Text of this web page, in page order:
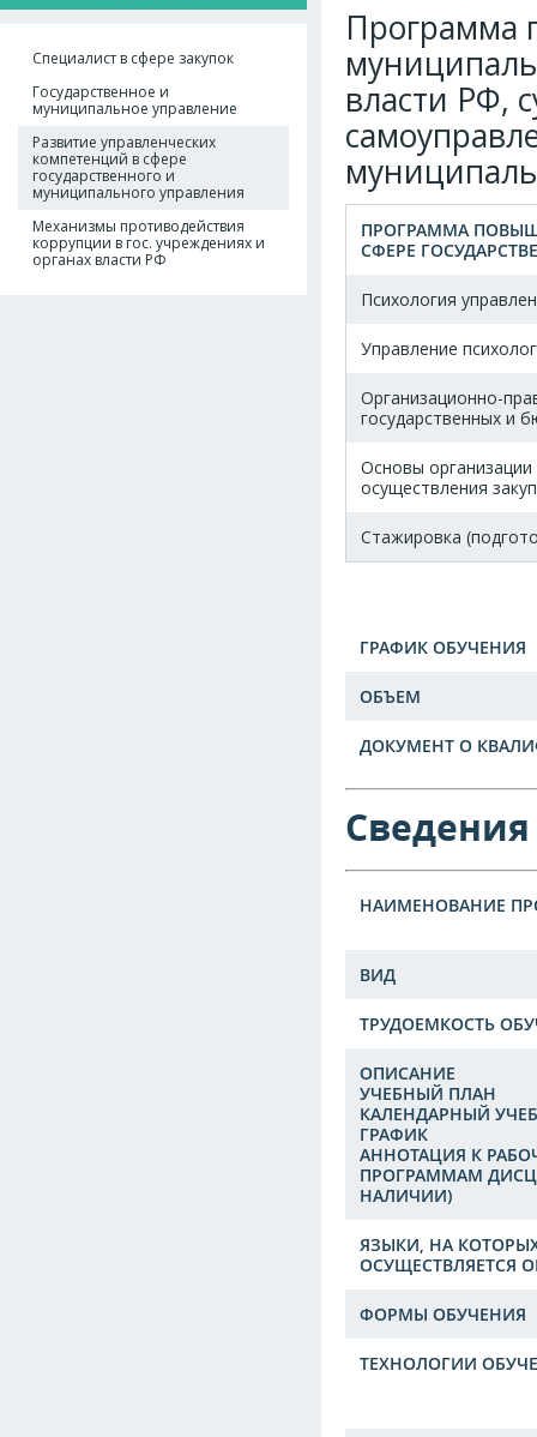
Специалист в сфере закупок
Государственное и
муниципальное управление
Развитие управленческих
компетенций в сфере
государственного и
муниципального управления
Механизмы противодействия
коррупции в гос. учреждениях и
органах власти РФ
Программа
власти РФ,
ПРОГРАММА
СФЕРЕ
Психология
Управление
Организационно-
государственных и
Основы организации
осуществления
Стажировка
ГРАФИК ОБУЧЕНИЯ
ОБЪЕМ
ДОКУМЕНТ О
Сведения
НАИМЕНОВАНИЕ
ВИД
ТРУДОЕМКОСТЬ
ОПИСАНИЕ
УЧЕБНЫЙ ПЛАН
КАЛЕНДАРНЫЙ
ГРАФИК
АННОТАЦИЯ К
ПРОГРАММАМ
НАЛИЧИИ)
ЯЗЫКИ, НА
ОСУЩЕСТВЛЯЕТСЯ
ФОРМЫ ОБУЧЕНИЯ
ТЕХНОЛОГИИ